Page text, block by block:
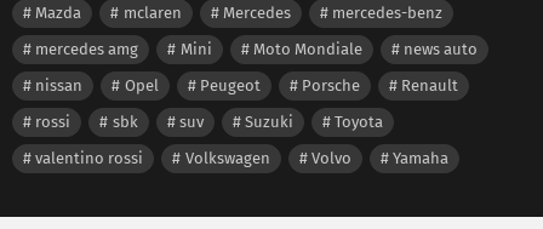
Mazda
mclaren Mercedes
mercedes-benz
mercedes amg
Mini Moto Mondiale
news auto
nissan
Opel Peugeot Porsche
Renault
rossi
sbk suv Suzuki
Toyota
valentino rossi
Volkswagen Volvo Yamaha